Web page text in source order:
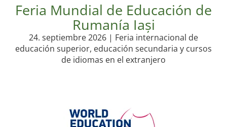
Feria Mundial de Educación de
Rumanía Iași
24. septiembre 2026 | Feria internacional de
educación superior, educación secundaria y cursos
de idiomas en el extranjero
Sectores de proveedor de servicios